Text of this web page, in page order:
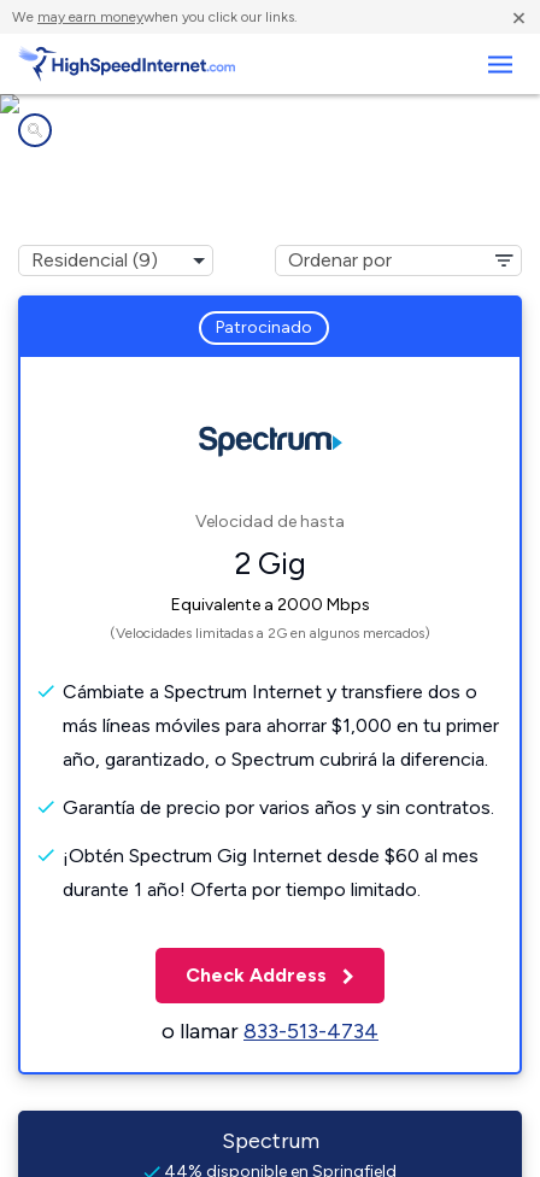
We may earn moneywhen you click our links. ×
Patrocinado
Velocidad de hasta
2 Gig
Equivalente a 2000 Mbps
(Velocidades limitadas a 2G en algunos mercados)
Cámbiate a Spectrum Internet y transfiere dos o
más líneas móviles para ahorrar $1,000 en tu primer
año, garantizado, o Spectrum cubrirá la diferencia.
Garantía de precio por varios años y sin contratos.
¡Obtén Spectrum Gig Internet desde $60 al mes
durante 1 año! Oferta por tiempo limitado.
Check Address
o llamar833-513-4734
Spectrum
44% disponible en Springfield